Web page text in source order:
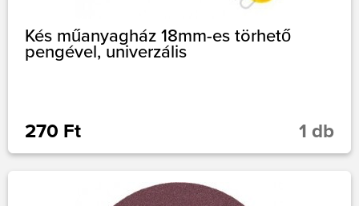
Kés műanyagház 18mm-es törhető
pengével, univerzális
270 Ft 1 db